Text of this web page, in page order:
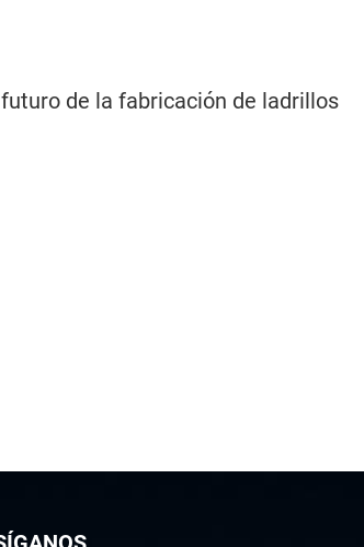
de la fabricación de ladrillos